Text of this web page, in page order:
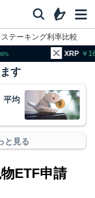
ステーキング利率比較
164.64
す
平均
と見る
ETF申請